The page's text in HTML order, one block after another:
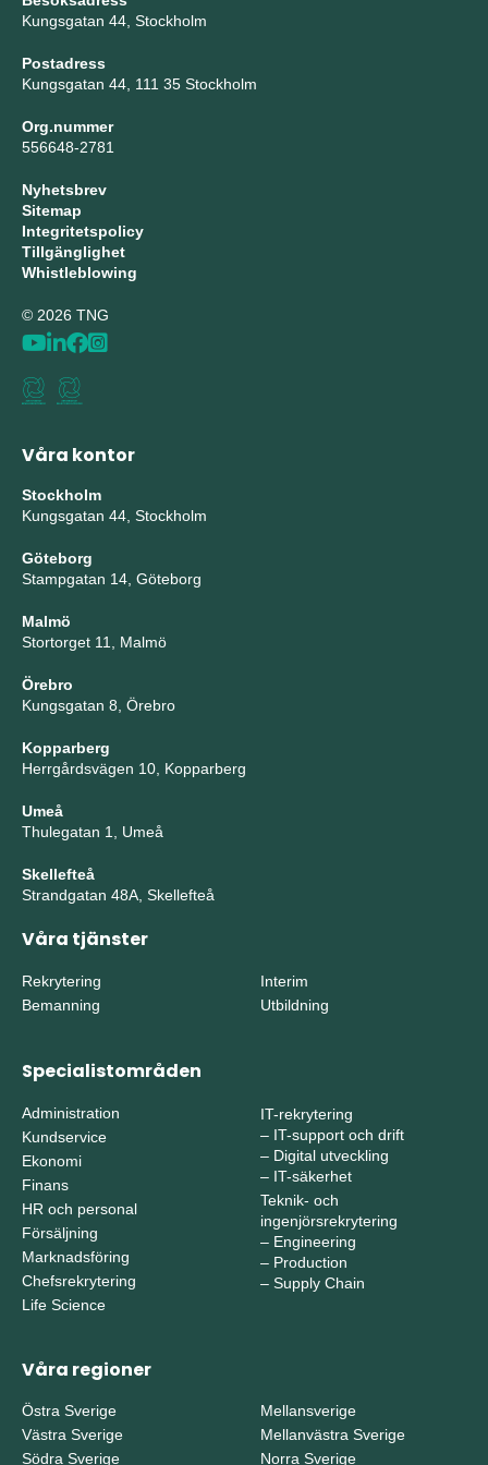
Kungsgatan 44, Stockholm
Postadress
Kungsgatan 44, 111 35 Stockholm
Org.nummer
556648-2781
Nyhetsbrev
Sitemap
Integritetspolicy
Tillgänglighet
Whistleblowing
© 2026 TNG
Våra kontor
Stockholm
Kungsgatan 44, Stockholm
Göteborg
Stampgatan 14, Göteborg
Malmö
Stortorget 11, Malmö
Örebro
Kungsgatan 8, Örebro
Kopparberg
Herrgårdsvägen 10, Kopparberg
Umeå
Thulegatan 1, Umeå
Skellefteå
Strandgatan 48A, Skellefteå
Våra tjänster
Rekrytering
Bemanning
Interim
Utbildning
Specialistområden
Administration
Kundservice
Ekonomi
Finans
HR och personal
Försäljning
Marknadsföring
Chefsrekrytering
Life Science
IT-rekrytering
– IT-support och drift
– Digital utveckling
– IT-säkerhet
Teknik- och
ingenjörsrekrytering
– Engineering
– Production
– Supply Chain
Våra regioner
Östra Sverige
Västra Sverige
Södra Sverige
Mellansverige
Mellanvästra Sverige
Norra Sverige